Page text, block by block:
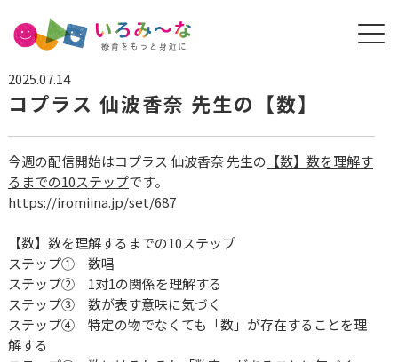
2025.07.14
コプラス 仙波香奈 先生の【数】
今週の配信開始はコプラス 仙波香奈 先生の 【数】数を理解す
るまでの10ステップです。
https://iromiina.jp/set/687
【数】数を理解するまでの10ステップ
ステップ① 数唱
ステップ② 1対1の関係を理解する
ステップ③ 数が表す意味に気づく
ステップ④ 特定の物でなくても「数」が存在することを理
解する